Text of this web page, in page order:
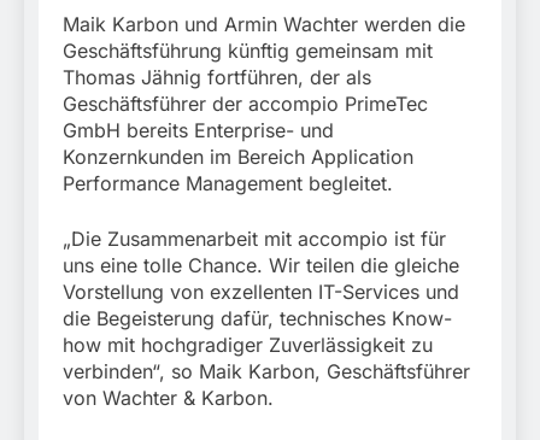
Maik Karbon und Armin Wachter werden die
Geschäftsführung künftig gemeinsam mit
Thomas Jähnig fortführen, der als
Geschäftsführer der accompio PrimeTec
GmbH bereits Enterprise- und
Konzernkunden im Bereich Application
Performance Management begleitet.
„Die Zusammenarbeit mit accompio ist für
uns eine tolle Chance. Wir teilen die gleiche
Vorstellung von exzellenten IT-Services und
die Begeisterung dafür, technisches Know-
how mit hochgradiger Zuverlässigkeit zu
verbinden“, so Maik Karbon, Geschäftsführer
von Wachter & Karbon.